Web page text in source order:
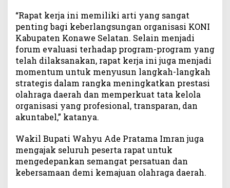
P
e
n
g
c
a
b
“Rapat kerja ini memiliki arti yang sangat
penting bagi keberlangsungan organisasi KONI
Kabupaten Konawe Selatan. Selain menjadi
forum evaluasi terhadap program-program yang
telah dilaksanakan, rapat kerja ini juga menjadi
momentum untuk menyusun langkah-langkah
strategis dalam rangka meningkatkan prestasi
olahraga daerah dan memperkuat tata kelola
organisasi yang profesional, transparan, dan
akuntabel,” katanya.
Wakil Bupati Wahyu Ade Pratama Imran juga
mengajak seluruh peserta rapat untuk
mengedepankan semangat persatuan dan
kebersamaan demi kemajuan olahraga daerah.